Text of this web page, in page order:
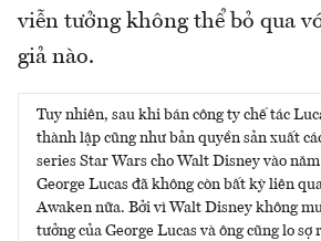
viễn tưởng không thể bỏ qua
giả nào.
Tuy nhiên, sau khi bán công ty chế tác
thành lập cũng như bản quyền sản xuất
series Star Wars cho Walt Disney vào
George Lucas đã không còn bất kỳ liên
Awaken nữa. Bởi vì Walt Disney không
tưởng của George Lucas và ông cũng lo